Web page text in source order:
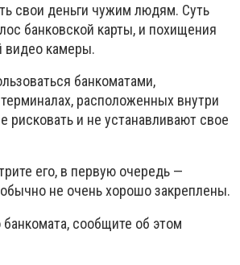
свои деньги чужим людям. Суть
банковской карты, и похищения
видео камеры.
банкоматами,
расположенных внутри
и не устанавливают свое
его, в первую очередь —
не очень хорошо закреплены.
сообщите об этом